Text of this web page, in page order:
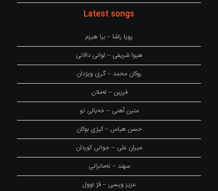
Latest songs
پویا راشا – برا هیزم
هیوا شریفی – لوانی دالانی
روکان محمد – گری ویژدان
فرزین – لەملان
متین آهنی – خەیالی تو
حسن هیاس – کیژی بوکان
میران علی – جوانی کوردان
سهند – نەمانزانی
عزیز ویسی – قژ لوول